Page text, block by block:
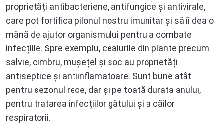
proprietăți antibacteriene, antifungice și antivirale,
care pot fortifica pilonul nostru imunitar și să îi dea o
mână de ajutor organismului pentru a combate
infecțiile. Spre exemplu, ceaiurile din plante precum
salvie, cimbru, mușețel și soc au proprietăți
antiseptice și antiinflamatoare. Sunt bune atât
pentru sezonul rece, dar și pe toată durata anului,
pentru tratarea infecțiilor gâtului și a căilor
respiratorii.